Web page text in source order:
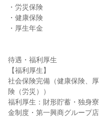
・労災保険
・健康保険
・厚生年金
待遇・福利厚生
【福利厚生】
社会保険完備（健康保険、
険（労災））
福利厚生：財形貯蓄・独身
金制度・第一興商グループ